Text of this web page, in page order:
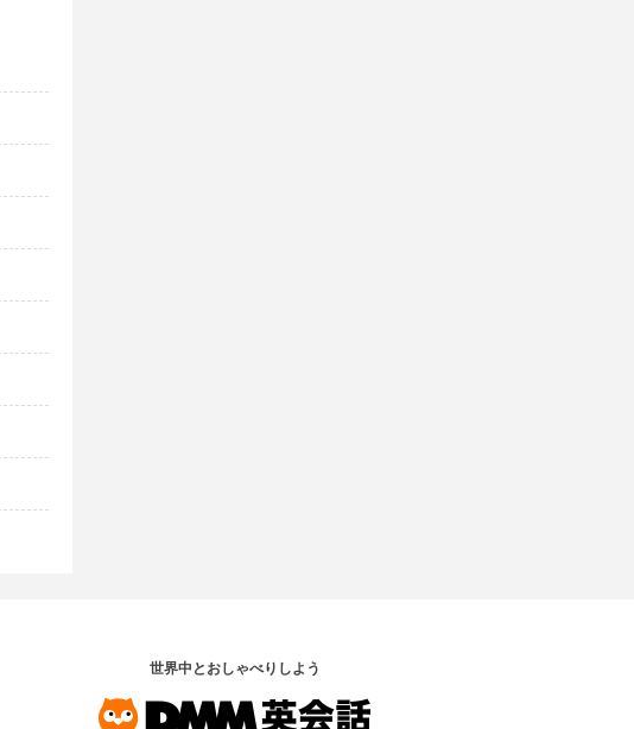
世界中とおしゃべりしよう